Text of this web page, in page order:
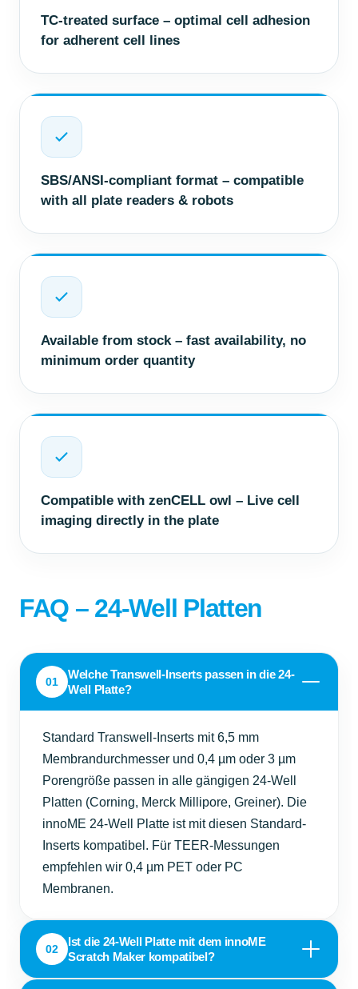
TC-treated surface – optimal cell adhesion
for adherent cell lines
SBS/ANSI-compliant format – compatible
with all plate readers & robots
Available from stock – fast availability, no
minimum order quantity
Compatible with zenCELL owl – Live cell
imaging directly in the plate
FAQ – 24-Well Platten
01
Welche Transwell-Inserts passen in die 24-
Well Platte?
Standard Transwell-Inserts mit 6,5 mm
Membrandurchmesser und 0,4 µm oder 3 µm
Porengröße passen in alle gängigen 24-Well
Platten (Corning, Merck Millipore, Greiner). Die
innoME 24-Well Platte ist mit diesen Standard-
Inserts kompatibel. Für TEER-Messungen
empfehlen wir 0,4 µm PET oder PC
Membranen.
02
Ist die 24-Well Platte mit dem innoME
Scratch Maker kompatibel?